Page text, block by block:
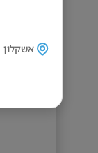
אשקלון